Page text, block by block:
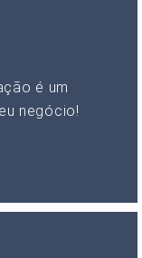
é um
negócio!